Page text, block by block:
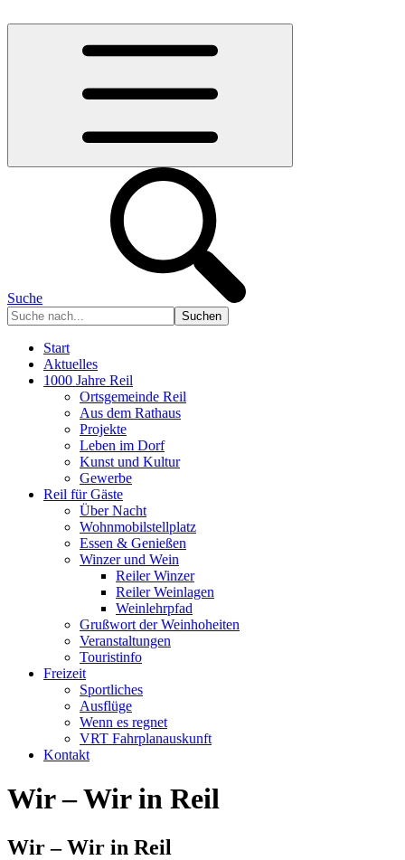
Suche
Start
Aktuelles
1000 Jahre Reil
Ortsgemeinde Reil
Aus dem Rathaus
Projekte
Leben im Dorf
Kunst und Kultur
Gewerbe
Reil für Gäste
Über Nacht
Wohnmobilstellplatz
Essen & Genießen
Winzer und Wein
Reiler Winzer
Reiler Weinlagen
Weinlehrpfad
Grußwort der Weinhoheiten
Veranstaltungen
Touristinfo
Freizeit
Sportliches
Ausflüge
Wenn es regnet
VRT Fahrplanauskunft
Kontakt
Wir – Wir in Reil
Wir – Wir in Reil